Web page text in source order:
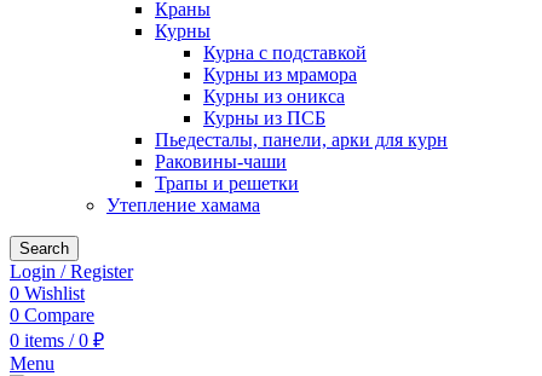
Краны
Курны
Курна с подставкой
Курны из мрамора
Курны из оникса
Курны из ПСБ
Пьедесталы, панели, арки для курн
Раковины-чаши
Трапы и решетки
Утепление хамама
Search
Login / Register
0 Wishlist
0 Compare
0 items / 0 ₽
Menu